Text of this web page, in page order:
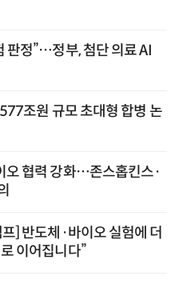
판정”…정부, 첨단 의료 AI
조원 규모 초대형 합병 논
오 협력 강화…존스홉킨스·
] 반도체·바이오 실험에 더
이어집니다”